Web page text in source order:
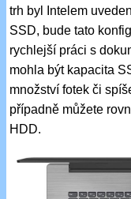
trh byl Intelem
SSD, bude tato
rychlejší práci s
mohla být kapacita
množství fotek či
případně můžete
HDD.